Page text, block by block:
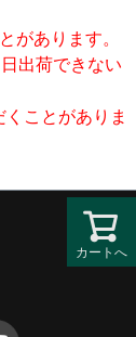
があります。
出荷できない
ことがありま
カートへ